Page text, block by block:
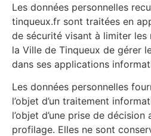
Les données personnelles
tinqueux.fr sont traitées en
de sécurité visant à limiter
la Ville de Tinqueux de gérer
dans ses applications
Les données personnelles
l’objet d’un traitement
l’objet d’une prise de
profilage. Elles ne sont